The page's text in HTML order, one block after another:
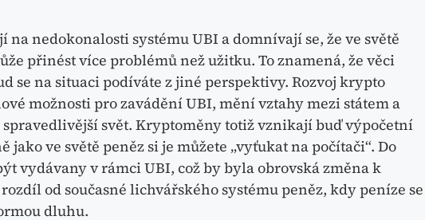
na nedokonalosti systému UBI a domnívají se, že ve světě
přinést více problémů než užitku. To znamená, že věci
se na situaci podíváte z jiné perspektivy. Rozvoj krypto
možnosti pro zavádění UBI, mění vztahy mezi státem a
svět. Kryptoměny totiž vznikají buď výpočetní
jako ve světě peněz si je můžete „vyťukat na počítači“. Do
vydávany v rámci UBI, což by byla obrovská změna k
od současné lichvářského systému peněz, kdy peníze se
dluhu.